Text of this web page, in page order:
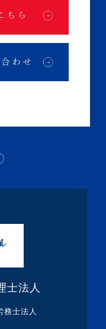
士法人
務士法人